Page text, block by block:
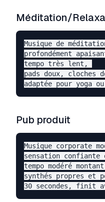
Méditation/
Musique de
profondément
tempo très lent,
pads doux, cloches
Pub produit
Musique corporate
sensation confiante
tempo modéré
synthés propres et